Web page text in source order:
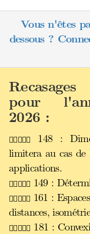
Vous n'êtes
dessous ?
Recasages
pour
2026 :
148 :
limitera au cas de
applications.
149 :
161 :
distances,
181 :